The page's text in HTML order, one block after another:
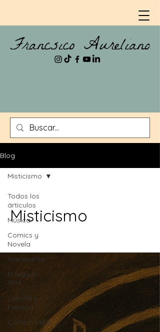
Blog
Todos los
árticulos
Música
Comics y
Novela
Interesante
El legado
1914
Ciencia y
Espacio
Carta a Vera
Misticismo
Misticismo